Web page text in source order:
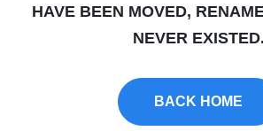
HAVE BEEN MOVED,
NEVER EXISTED.
BACK HOME